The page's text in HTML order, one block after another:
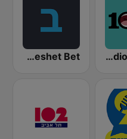
Radio 103FM
Kol Israel Reshet Bet